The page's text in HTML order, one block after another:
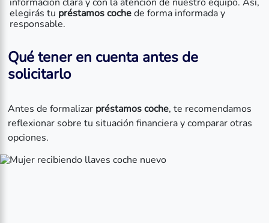
elegirás tu préstamos cochede forma informada y
responsable.
Qué tener en cuenta antes de
solicitarlo
Antes de formalizar préstamos coche, te recomendamos
reflexionar sobre tu situación financiera y comparar otras
opciones.